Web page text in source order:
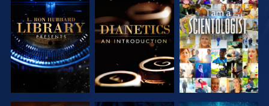
DÉCOUVRIR
LES SÉRIES
DÉCOUVRIR
LES SÉRIES
REGARDER